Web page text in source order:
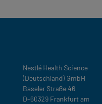
Nestlé Health Science
(Deutschland) GmbH
Baseler Straße 46
D-60329 Frankfurt am